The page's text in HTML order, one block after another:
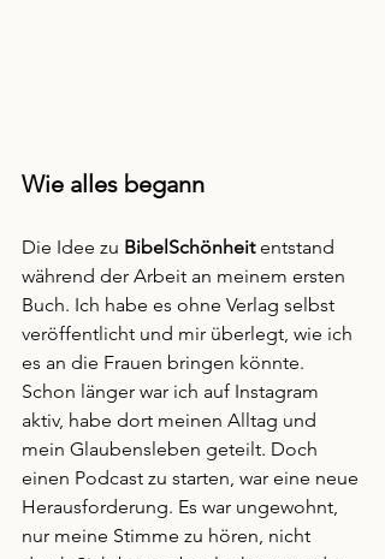
Wie alles begann
Die Idee zu BibelSchönheit entstand
während der Arbeit an meinem ersten
Buch. Ich habe es ohne Verlag selbst
veröffentlicht und mir überlegt, wie ich
es an die Frauen bringen könnte.
Schon länger war ich auf Instagram
aktiv, habe dort meinen Alltag und
mein Glaubensleben geteilt. Doch
einen Podcast zu starten, war eine neue
Herausforderung. Es war ungewohnt,
nur meine Stimme zu hören, nicht